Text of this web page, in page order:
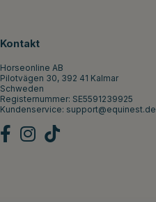
Kontakt
Horseonline AB
Pilotvägen 30, 392 41 Kalmar
Schweden
Registernummer: SE5591239925
Kundenservice: support@equinest.de